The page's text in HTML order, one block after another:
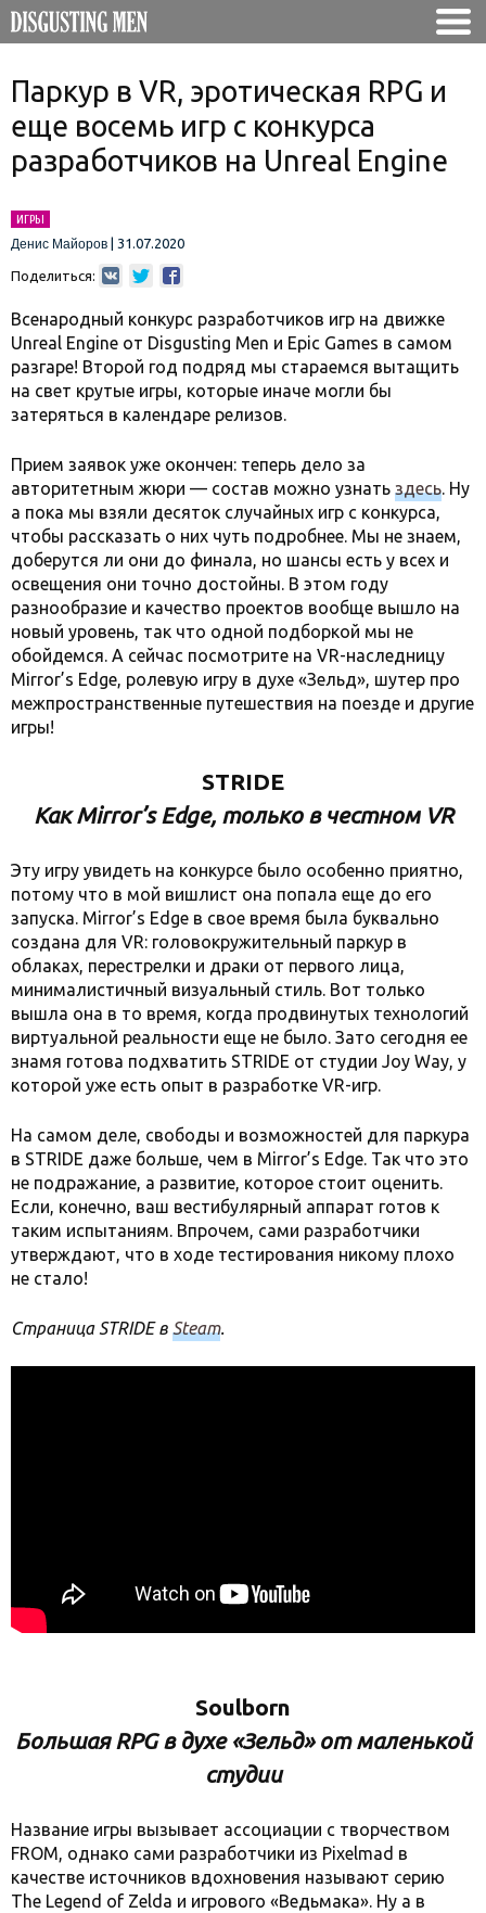
Паркур в VR, эротическая RPG и
еще восемь игр с конкурса
разработчиков на Unreal Engine
ИГРЫ
Денис Майоров
31.07.2020
Поделиться:
Всенародный конкурс разработчиков игр на движке
Unreal Engine от Disgusting Men и Epic Games в самом
разгаре! Второй год подряд мы стараемся вытащить
на свет крутые игры, которые иначе могли бы
затеряться в календаре релизов.
Прием заявок уже окончен: теперь дело за
авторитетным жюри — состав можно узнать здесь. Ну
а пока мы взяли десяток случайных игр с конкурса,
чтобы рассказать о них чуть подробнее. Мы не знаем,
доберутся ли они до финала, но шансы есть у всех и
освещения они точно достойны. В этом году
разнообразие и качество проектов вообще вышло на
новый уровень, так что одной подборкой мы не
обойдемся. А сейчас посмотрите на VR-наследницу
Mirror’s Edge, ролевую игру в духе «Зельд», шутер про
межпространственные путешествия на поезде и другие
игры!
STRIDE
Как Mirror’s Edge, только в честном VR
Эту игру увидеть на конкурсе было особенно приятно,
потому что в мой вишлист она попала еще до его
запуска. Mirror’s Edge в свое время была буквально
создана для VR: головокружительный паркур в
облаках, перестрелки и драки от первого лица,
минималистичный визуальный стиль. Вот только
вышла она в то время, когда продвинутых технологий
виртуальной реальности еще не было. Зато сегодня ее
знамя готова подхватить STRIDE от студии Joy Way, у
которой уже есть опыт в разработке VR-игр.
На самом деле, свободы и возможностей для паркура
в STRIDE даже больше, чем в Mirror’s Edge. Так что это
не подражание, а развитие, которое стоит оценить.
Если, конечно, ваш вестибулярный аппарат готов к
таким испытаниям. Впрочем, сами разработчики
утверждают, что в ходе тестирования никому плохо
не стало!
Страница STRIDE в Steam.
Soulborn
Большая RPG в духе «Зельд» от маленькой
студии
Название игры вызывает ассоциации с творчеством
FROM, однако сами разработчики из Pixelmad в
качестве источников вдохновения называют серию
The Legend of Zelda и игрового «Ведьмака». Ну а в